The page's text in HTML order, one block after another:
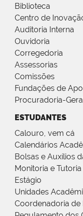
Biblioteca
Centro de
Auditoria Interna
Ouvidoria
Corregedoria
Assessorias
Comissões
Fundações de
Procuradoria-
ESTUDANTES
Calouro, vem cá
Calendários
Bolsas e Auxílios
Monitoria e Tutoria
Estágio
Unidades
Coordenadoria de